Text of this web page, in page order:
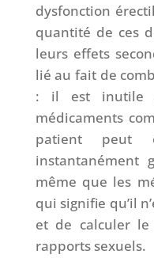
dysfonction
quantité de ces
leurs effets
lié au fait de
: il est inutile
médicaments
patient peut
instantanément
même que les
qui signifie qu’il
et de calculer
rapports sexuels.